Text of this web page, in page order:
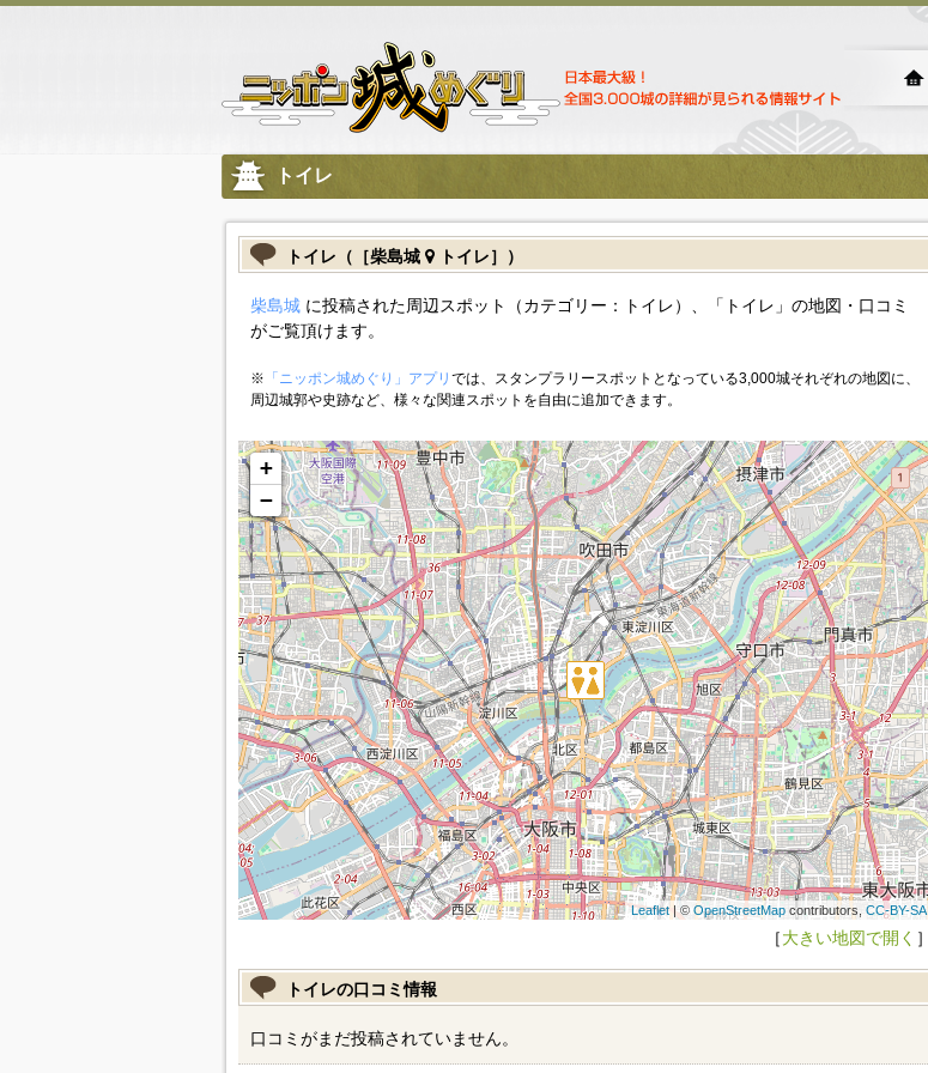
トイレ
トイレ（［柴島城 トイレ］）
柴島城に投稿された周辺スポット（カテゴリー：トイレ）、「トイレ」の地図・口コミ
がご覧頂けます。
※ 「ニッポン城めぐり」アプリ では、スタンプラリースポットとなっている3,000城それぞれの地図に、
周辺城郭や史跡など、様々な関連スポットを自由に追加できます。
+
−
Leaflet| © OpenStreetMapcontributors, CC-BY-SA
［大きい地図で開く ］
トイレの口コミ情報
口コミがまだ投稿されていません。